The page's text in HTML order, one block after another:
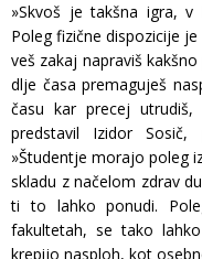
»Skvoš je takšna igra,
Poleg fizične dispozicije
veš zakaj napraviš
dlje časa premaguješ
času kar precej
predstavil Izidor Sosič,
»Študentje morajo poleg
skladu z načelom zdrav
ti to lahko ponudi.
fakultetah, se tako
krepijo nasploh, kot